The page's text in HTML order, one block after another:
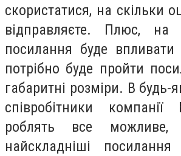
скористатися, на скільки
відправляєте. Плюс, на
посилання буде впливати
потрібно буде пройти
габаритні розміри. В будь-
співробітники
роблять все можливе,
найскладніші